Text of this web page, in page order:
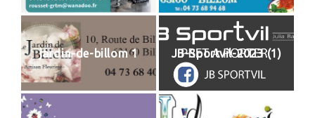
jardin-de-billom 1 JB-Sportvil-2023 (1)